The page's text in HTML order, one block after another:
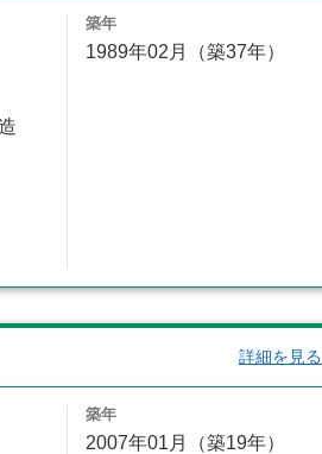
築年
1989年02月（築37年）
詳細を見る
築年
2007年01月（築19年）